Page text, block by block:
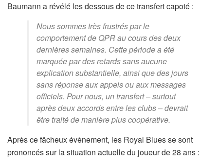
Baumann a révélé les dessous de ce transfert capoté :
Nous sommes très frustrés par le
comportement de QPR au cours des deux
dernières semaines. Cette période a été
marquée par des retards sans aucune
explication substantielle, ainsi que des jours
sans réponse aux appels ou aux messages
officiels. Pour nous, un transfert – surtout
après deux accords entre les clubs – devrait
être traité de manière plus coopérative.
Après ce fâcheux évènement, les Royal Blues se sont
prononcés sur la situation actuelle du joueur de 28 ans :